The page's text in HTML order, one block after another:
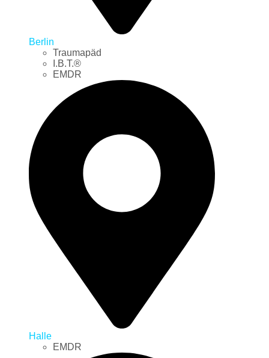
Berlin
Traumapäd
I.B.T.®
EMDR
Halle
EMDR